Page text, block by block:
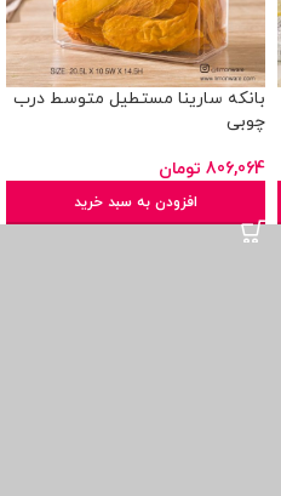
بانکه سارینا مستطیل متوسط درب
چوبی
806,064 تومان
افزودن به سبد خرید